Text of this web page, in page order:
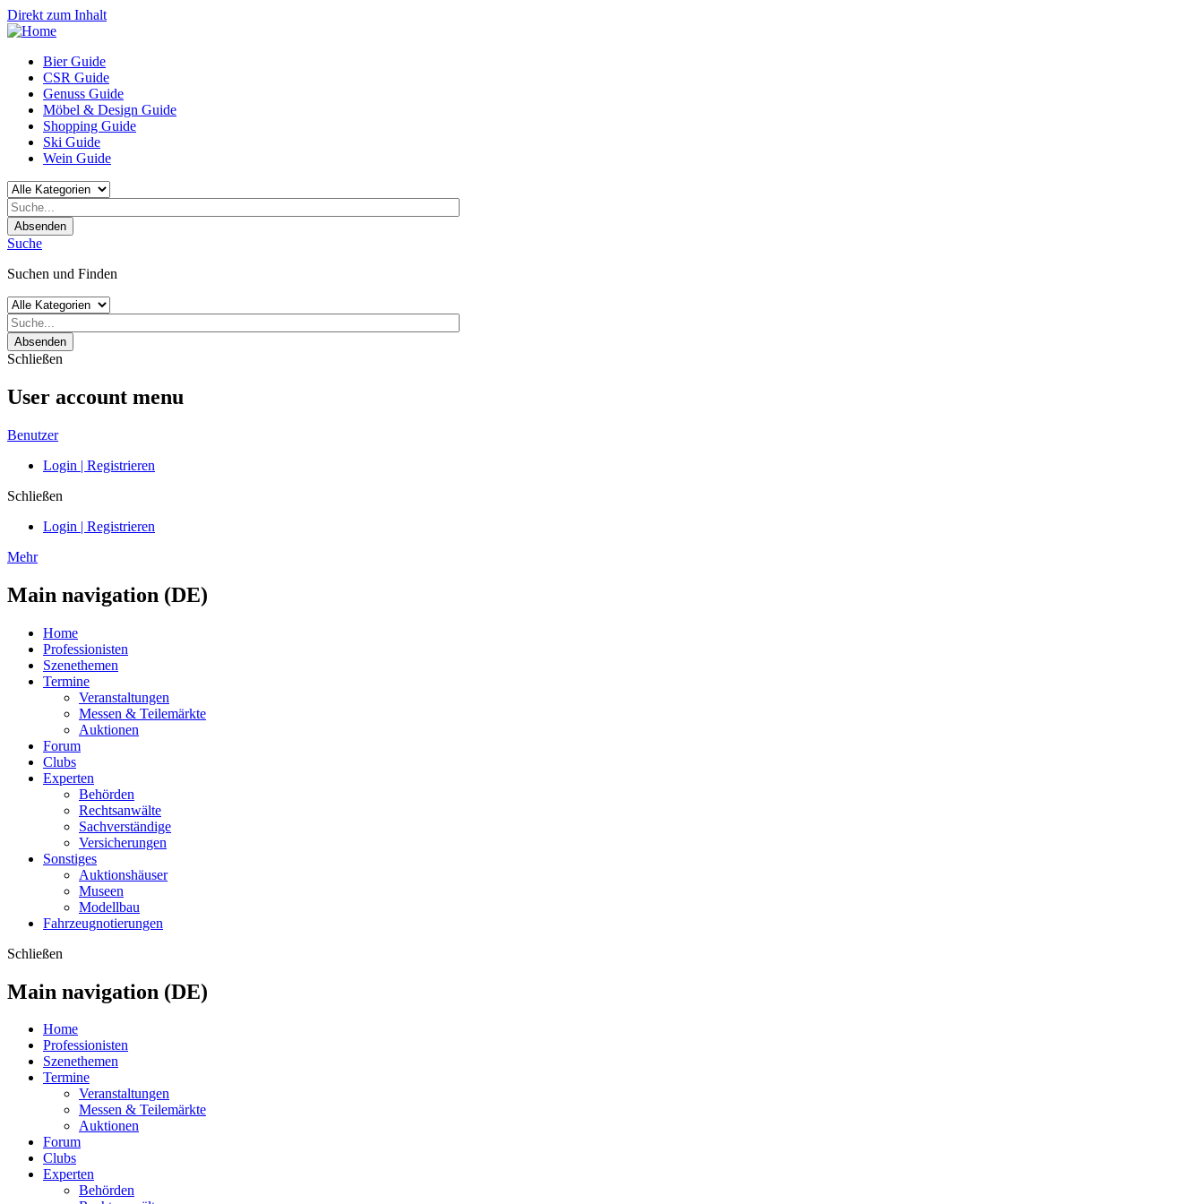
Direkt zum Inhalt
Bier Guide
CSR Guide
Genuss Guide
Möbel & Design Guide
Shopping Guide
Ski Guide
Wein Guide
Absenden
Suche
Suchen und Finden
Absenden
Schließen
User account menu
Benutzer
Login | Registrieren
Schließen
Login | Registrieren
Mehr
Main navigation (DE)
Home
Professionisten
Szenethemen
Termine
Veranstaltungen
Messen & Teilemärkte
Auktionen
Forum
Clubs
Experten
Behörden
Rechtsanwälte
Sachverständige
Versicherungen
Sonstiges
Auktionshäuser
Museen
Modellbau
Fahrzeugnotierungen
Schließen
Main navigation (DE)
Home
Professionisten
Szenethemen
Termine
Veranstaltungen
Messen & Teilemärkte
Auktionen
Forum
Clubs
Experten
Behörden